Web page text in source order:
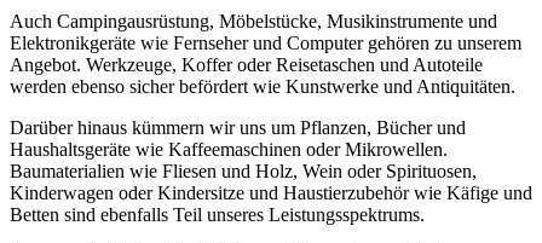
Auch Campingausrüstung, Möbelstücke, Musikinstrumente und
Elektronikgeräte wie Fernseher und Computer gehören zu unserem
Angebot. Werkzeuge, Koffer oder Reisetaschen und Autoteile
werden ebenso sicher befördert wie Kunstwerke und Antiquitäten.
Darüber hinaus kümmern wir uns um Pflanzen, Bücher und
Haushaltsgeräte wie Kaffeemaschinen oder Mikrowellen.
Baumaterialien wie Fliesen und Holz, Wein oder Spirituosen,
Kinderwagen oder Kindersitze und Haustierzubehör wie Käfige und
Betten sind ebenfalls Teil unseres Leistungsspektrums.